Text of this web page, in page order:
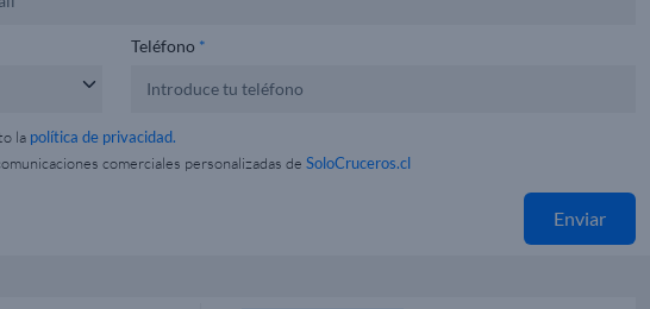
Teléfono *
la política de privacidad.
comerciales personalizadas de SoloCruceros.cl
Enviar